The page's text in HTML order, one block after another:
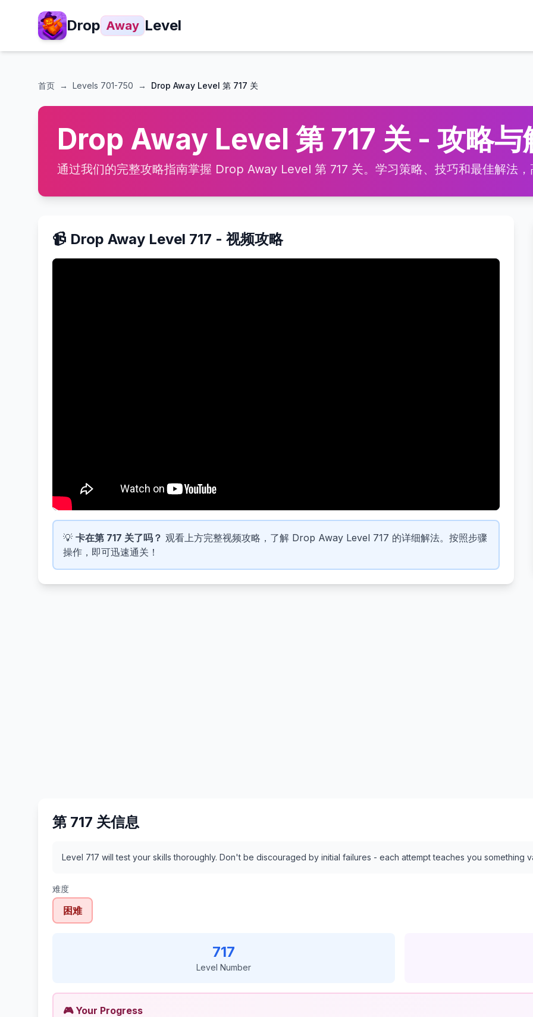
Drop Away Level
首页 → Levels 701-750 → Drop Away Level 第 717 关
Drop Away Level 第 717 关 - 攻略与
通过我们的完整攻略指南掌握 Drop Away Level 第 717 关。学习策略、技巧和最佳解法
📹 Drop Away Level 717 - 视频攻略
💡 卡在第 717 关了吗？ 观看上方完整视频攻略，了解 Drop Away Level 717 的详细解法。按照步骤
操作，即可迅速通关！
第 717 关信息
Level 717 will test your skills thoroughly. Don't be discouraged by initial failures - each attempt teaches you something
难度
困难
717
Level Number
🎮 Your Progress